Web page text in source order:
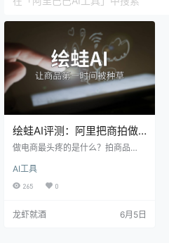
绘蛙AI评测：阿里把商拍做
成了一句话的事，实测到底
做电商最头疼的是什么？拍商品
下来少说几千块。就算找外包，沟
通成本和时间成本也让人头大。绘
特、自动写种草文案。月访问量24
AI工具
265 0
龙虾就酒 6月5日